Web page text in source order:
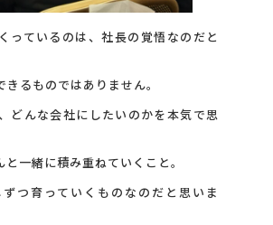
っているのは、社長の覚悟なのだと
るものではありません。
どんな会社にしたいのかを本気で思
一緒に積み重ねていくこと。
つ育っていくものなのだと思いま